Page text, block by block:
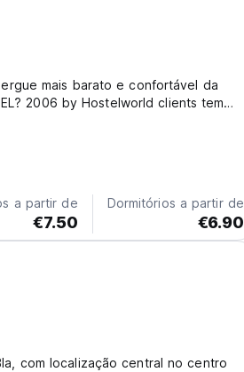
mais barato e confortável da
2006 by Hostelworld clients tem
do século XIX totalmente
a partir de
€7.50
Dormitórios a partir de
€6.90
com localização central no centro